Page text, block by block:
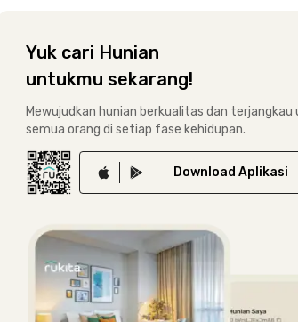
Yuk cari Hunian
untukmu sekarang!
Mewujudkan hunian berkualitas dan terjangkau
semua orang di setiap fase kehidupan.
Download Aplikasi